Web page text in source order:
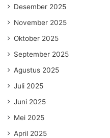
Desember 2025
November 2025
Oktober 2025
September 2025
Agustus 2025
Juli 2025
Juni 2025
Mei 2025
April 2025